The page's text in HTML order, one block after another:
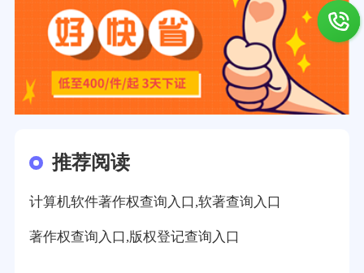
推荐阅读
计算机软件著作权查询入口,软著查询入口
著作权查询入口,版权登记查询入口